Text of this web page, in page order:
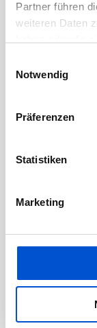
Partner führen
weiteren Daten
Notwendig
Präferenzen
Statistiken
Marketing
Februar 2021
November 2020
September 2020
Juli 2020
Mai 2020
März 2020
Januar 2020
Dezember 2019